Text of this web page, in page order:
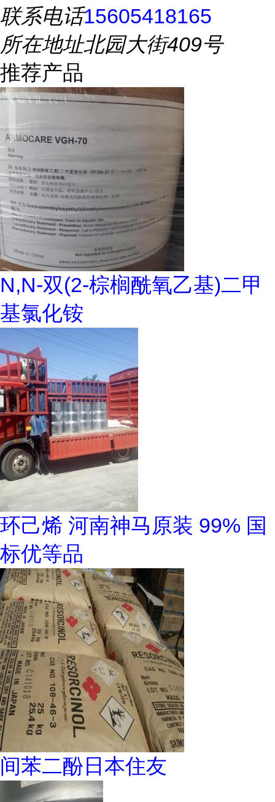
联系电话15605418165
所在地址北园大街409号
推荐产品
N,N-双(2-棕榈酰氧乙基)二甲
基氯化铵
环己烯 河南神马原装 99% 国
标优等品
间苯二酚日本住友